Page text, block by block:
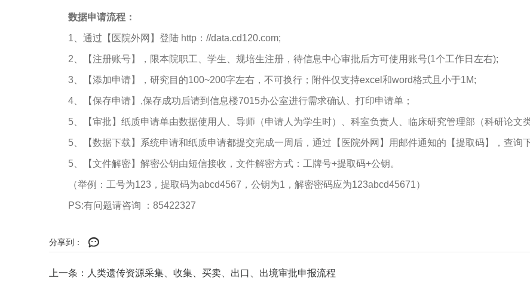
数据申请流程：
1、通过【医院外网】登陆 http： //data.cd120.com;
2、【注册账号】，限本院职工、学生、规培生注册，待信息中心审批后方可使用账号(1个工作日左右);
3、【添加申请】，研究目的100~200字左右，不可换行；附件仅支持excel和word格式且小于1M;
4、【保存申请】,保存成功后请到信息楼7015办公室进行需求确认、打印申请单；
5、【审批】纸质申请单由数据使用人、导师（申请人为学生时）、科室负责人、临床研究管理部（科研论文
5、【数据下载】系统申请和纸质申请都提交完成一周后，通过【医院外网】用邮件通知的【提取码】，查询
5、【文件解密】解密公钥由短信接收，文件解密方式：工牌号+提取码+公钥。
（举例：工号为123，提取码为abcd4567，公钥为1，解密密码应为123abcd45671）
PS:有问题请咨询 ：85422327
分享到：
上一条：人类遗传资源采集、收集、买卖、出口、出境审批申报流程